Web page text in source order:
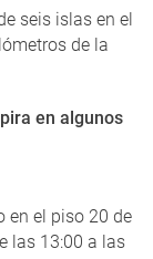
seis islas en el
de la
en algunos
en el piso 20 de
las 13:00 a las